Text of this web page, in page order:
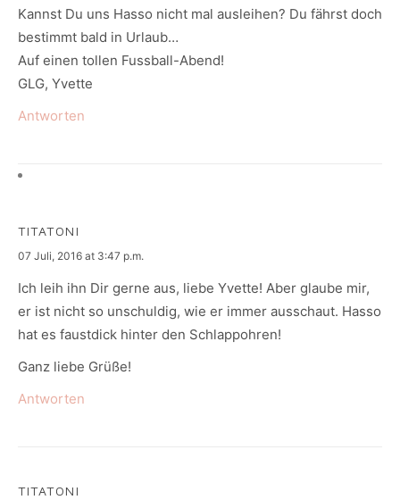
Kannst Du uns Hasso nicht mal ausleihen? Du fährst doch
bestimmt bald in Urlaub…
Auf einen tollen Fussball-Abend!
GLG, Yvette
Antworten
TITATONI
says:
07 Juli, 2016 at 3:47 p.m.
Ich leih ihn Dir gerne aus, liebe Yvette! Aber glaube mir,
er ist nicht so unschuldig, wie er immer ausschaut. Hasso
hat es faustdick hinter den Schlappohren!
Ganz liebe Grüße!
Antworten
TITATONI